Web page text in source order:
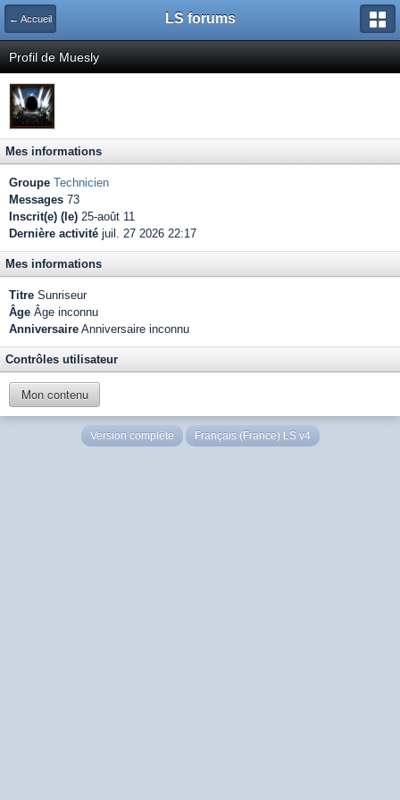
← Accueil LS forums
Profil de Muesly
Mes informations
Groupe Technicien
Messages 73
Inscrit(e) (le) 25-août 11
Dernière activité juil. 27 2026 22:17
Mes informations
Titre Sunriseur
Âge Âge inconnu
Anniversaire Anniversaire inconnu
Contrôles utilisateur
Mon contenu
Version complète Français (France) LS v4